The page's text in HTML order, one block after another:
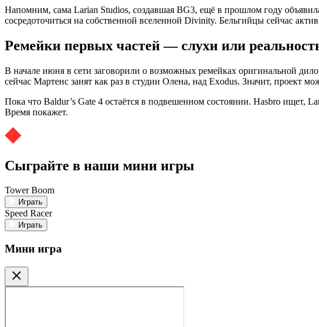
Напомним, сама Larian Studios, создавшая BG3, ещё в прошлом году
сосредоточиться на собственной вселенной Divinity. Бельгийцы сейчас
Ремейки первых частей — слухи или
В начале июня в сети заговорили о возможных ремейках оригинальной
сейчас Мартенс занят как раз в студии Олена, над Exodus. Значит, проект
Пока что Baldur’s Gate 4 остаётся в подвешенном состоянии. Hasbro ищет,
Время покажет.
Сыграйте в наши мини игры
Tower Boom
Играть
Speed Racer
Играть
Мини игра